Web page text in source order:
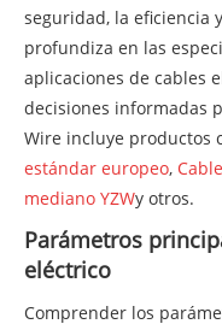
seguridad, la eficiencia
profundiza en las
aplicaciones de cables
decisiones informadas
Wire incluye productos
estándar europeo,
mediano YZWy otros.
Parámetros
eléctrico
Comprender los